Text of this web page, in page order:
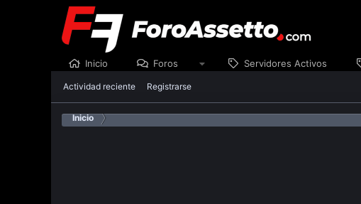
Inicio Foros Servidores Activos
Actividad reciente Registrarse
Inicio